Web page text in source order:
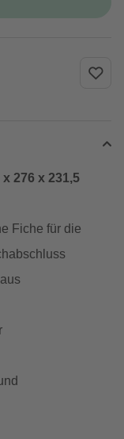
276 x 231,5
Fiche für die